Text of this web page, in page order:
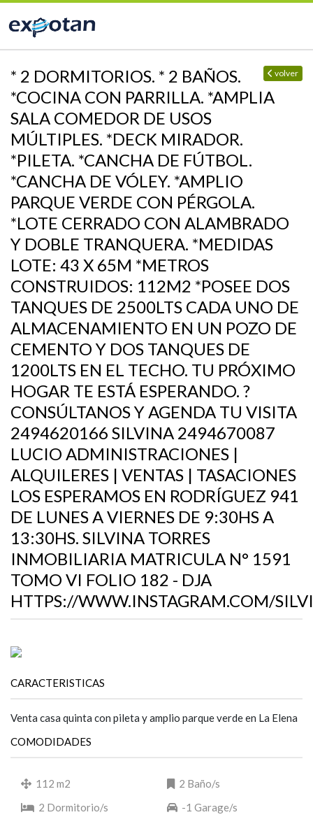
volver
* 2 DORMITORIOS. * 2 BAÑOS.
*COCINA CON PARRILLA. *AMPLIA
SALA COMEDOR DE USOS
MÚLTIPLES. *DECK MIRADOR.
*PILETA. *CANCHA DE FÚTBOL.
*CANCHA DE VÓLEY. *AMPLIO
PARQUE VERDE CON PÉRGOLA.
*LOTE CERRADO CON ALAMBRADO
Y DOBLE TRANQUERA. *MEDIDAS
LOTE: 43 X 65M *METROS
CONSTRUIDOS: 112M2 *POSEE DOS
TANQUES DE 2500LTS CADA UNO DE
ALMACENAMIENTO EN UN POZO DE
CEMENTO Y DOS TANQUES DE
1200LTS EN EL TECHO. TU PRÓXIMO
HOGAR TE ESTÁ ESPERANDO. ?
CONSÚLTANOS Y AGENDA TU VISITA
2494620166 SILVINA 2494670087
LUCIO ADMINISTRACIONES |
ALQUILERES | VENTAS | TASACIONES
LOS ESPERAMOS EN RODRÍGUEZ 941
DE LUNES A VIERNES DE 9:30HS A
13:30HS. SILVINA TORRES
INMOBILIARIA MATRICULA N° 1591
TOMO VI FOLIO 182 - DJA
HTTPS://WWW.INSTAGRAM.COM/
CARACTERISTICAS
Venta casa quinta con pileta y amplio parque verde en La Elena
COMODIDADES
112 m2
2 Baño/s
2 Dormitorio/s
-1 Garage/s